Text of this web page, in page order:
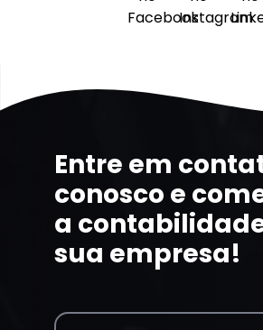
Entre em
conosco e
a
sua empresa!